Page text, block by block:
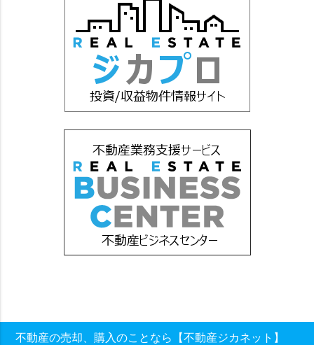
不動産の売却、購入のことなら【不動産ジカネット】